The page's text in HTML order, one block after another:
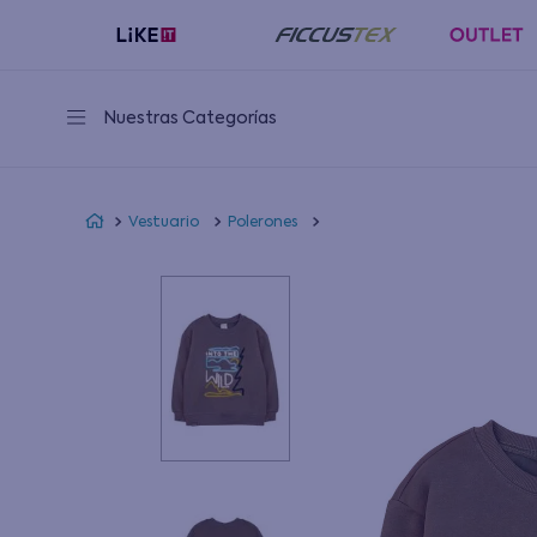
Nuestras Categorías
Vestuario Polerones